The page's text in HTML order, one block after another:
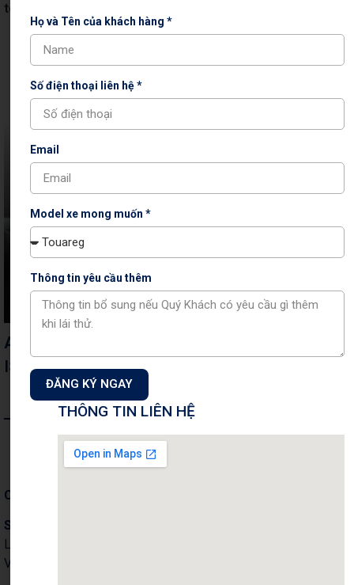
tô.
An toàn cho trẻ em trên ô tô với hệ thống
ISOFIX của Volkswagen
Công ty Cổ phần Auto Capital
Showroom & Xưởng dịch vụ:
Lô 1, Phạm Văn Đồng, Phường Xuân Đỉnh, TP Hà Nội,
Việt Nam.
Họ và Tên của khách hàng *
Số điện thoại liên hệ *
Email
Model xe mong muốn *
Thông tin yêu cầu thêm
ĐĂNG KÝ NGAY
THÔNG TIN LIÊN HỆ